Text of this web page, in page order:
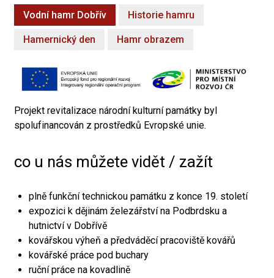
Vodní hamr Dobřív Historie hamru
Hamernický den Hamr obrazem
Projekt revitalizace národní kulturní památky byl
spolufinancován z prostředků Evropské unie.
co u nás můžete vidět / zažít
plně funkční technickou památku z konce 19. století
expozici k dějinám železářství na Podbrdsku a
hutnictví v Dobřívě
kovářskou výheň a předváděcí pracoviště kovářů
kovářské práce pod buchary
ruční práce na kovadlině